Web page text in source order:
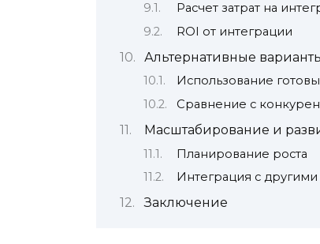
Расчет затрат на
ROI от интеграции
Альтернативные
Использование
Сравнение с
Масштабирование и
Планирование роста
Интеграция с
Заключение